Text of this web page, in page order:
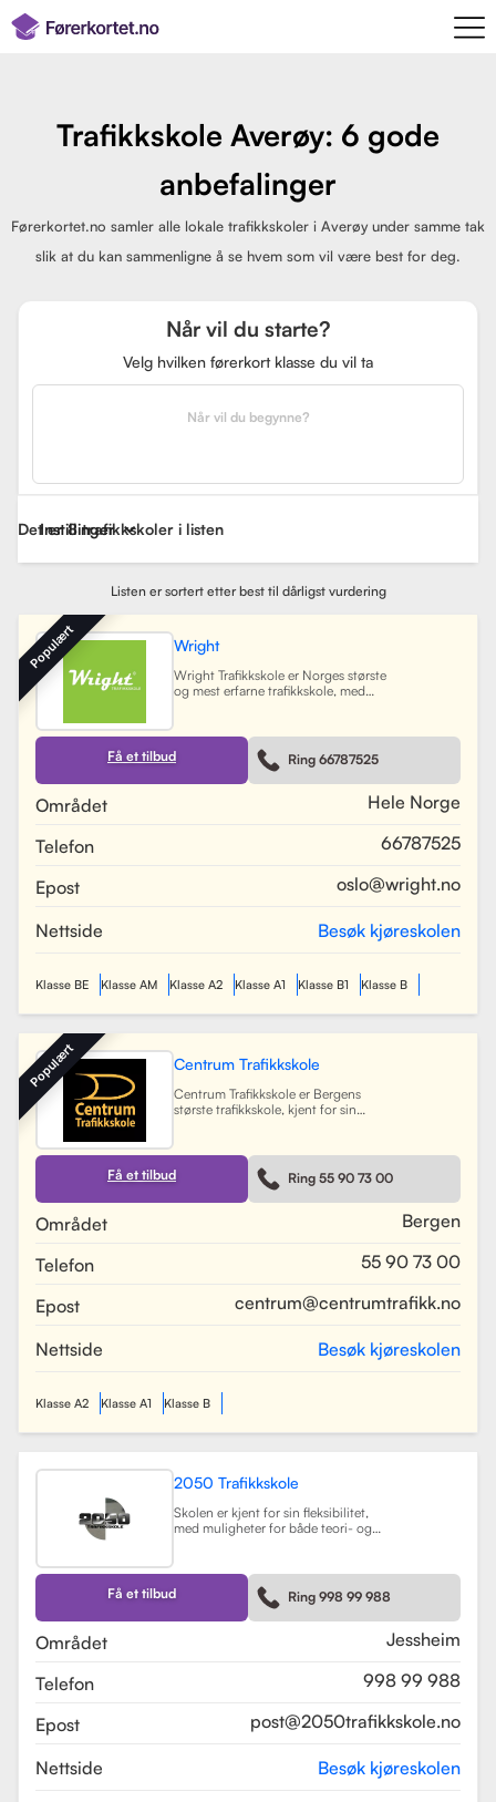
Trafikkskole Averøy: 6 gode
anbefalinger
Førerkortet.no samler alle lokale trafikkskoler i Averøy under samme tak
slik at du kan sammenligne å se hvem som vil være best for deg.
Når vil du starte?
Velg hvilken førerkort klasse du vil ta
Når vil du begynne?
Det er 8 trafikkskoler i listen
Instillinger
Listen er sortert etter best til dårligst vurdering
Wright
Wright Trafikkskole er Norges største
og mest erfarne trafikkskole, med
Trøndelag. Siden oppstarten har
skolen hatt som mål å tilby
profesjonell og engasjert
trafikopplæring for både
kjøretimer med all nødvendig
moderne digitale systemer for å
gjøre det enkelt for elever å booke
sine trafikklærere.
Les mer
Få et tilbud Ring 66787525
Området
Hele Norge
Telefon
66787525
Epost
oslo@wright.no
Nettside Besøk kjøreskolen
Populært
Klasse BE Klasse AM Klasse A2 Klasse A1 Klasse B1 Klasse B
Centrum Trafikkskole
Centrum Trafikkskole er Bergens
største trafikkskole, kjent for sin
for førerkort i alle klasser, og har et
team av 30 dyktige kjørelærere som
gir undervisning i et trygt og vennlig
miljø. Med lokaler i Bergen sentrum,
elevene best mulig til oppkjøring.
Gjennom en kombinasjon av teori
gjøre prosessen med å ta førerkort
både enkel og trygg for alle elever.
Få et tilbud Ring 55 90 73 00
Området
Bergen
Telefon
55 90 73 00
Epost
centrum@centrumtrafikk.no
Nettside Besøk kjøreskolen
Populært
Klasse A2 Klasse A1 Klasse B
2050 Trafikkskole
Skolen er kjent for sin fleksibilitet,
med muligheter for både teori- og
undervisningsmetoder og et
engasjert team, har 2050
Trafikkskole som mål å hjelpe elever
med å bli trygge og kompetente
Få et tilbud Ring 998 99 988
Området
Jessheim
Telefon
998 99 988
Epost
post@2050trafikkskole.no
Nettside Besøk kjøreskolen